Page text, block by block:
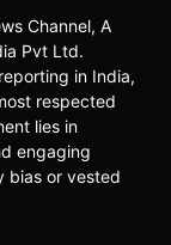
Channel, A
Pvt Ltd.
in India,
respected
lies in
engaging
bias or vested